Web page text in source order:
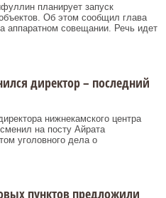
планирует запуск
Об этом сообщил глава
аппаратном совещании. Речь идет
директор – последний
нижнекамского центра
на посту Айрата
уголовного дела о
пунктов предложили